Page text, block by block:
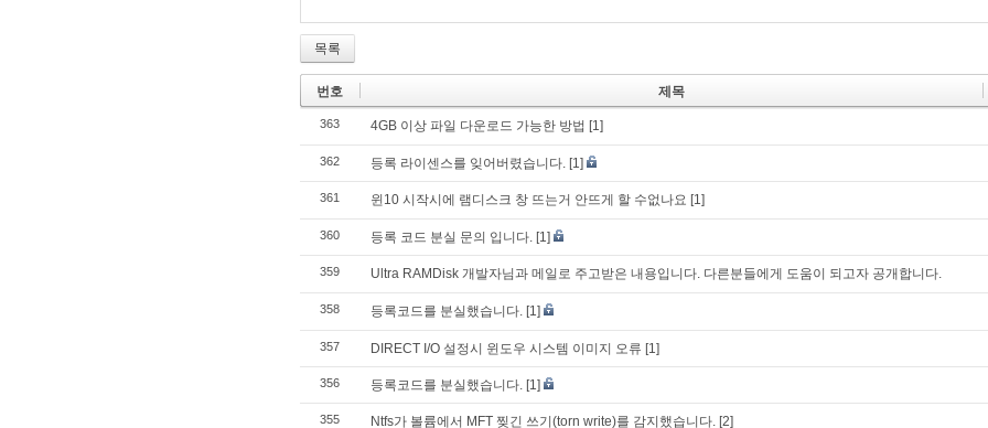
목록
번호 제목
363 4GB 이상 파일 다운로드 가능한 방법 [1]
362 등록 라이센스를 잊어버렸습니다. [1]
361 윈10 시작시에 램디스크 창 뜨는거 안뜨게 할 수없나요 [1]
360 등록 코드 분실 문의 입니다. [1]
359 Ultra RAMDisk 개발자님과 메일로 주고받은 내용입니다. 다른분들에게 도움이 되고자 공개합니다.
358 등록코드를 분실했습니다. [1]
357 DIRECT I/O 설정시 윈도우 시스템 이미지 오류 [1]
356 등록코드를 분실했습니다. [1]
355 Ntfs가 볼륨에서 MFT 찢긴 쓰기(torn write)를 감지했습니다. [2]